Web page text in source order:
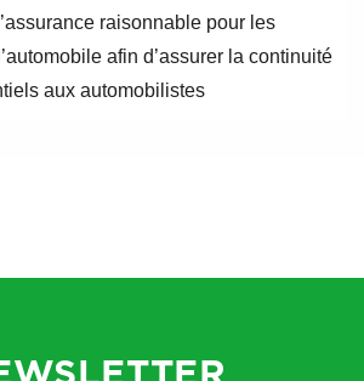
raisonnable pour les
afin d’assurer la continuité
aux automobilistes